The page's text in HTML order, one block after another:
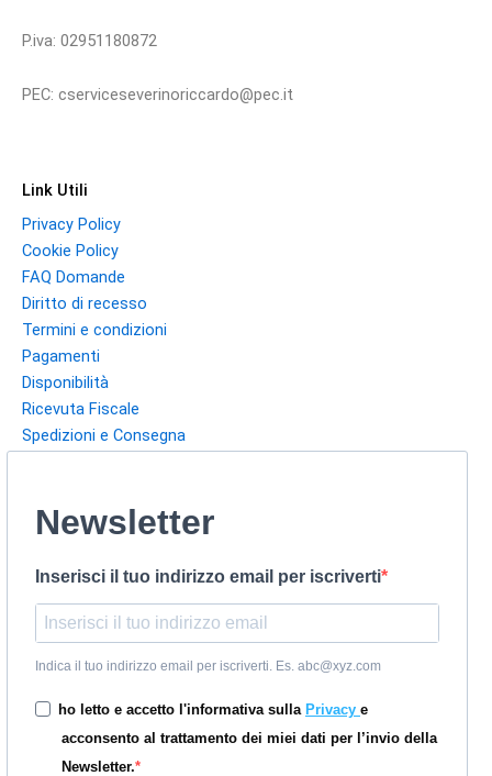
P.iva: 02951180872
PEC: cserviceseverinoriccardo@pec.it
Link Utili
Privacy Policy
Cookie Policy
FAQ Domande
Diritto di recesso
Termini e condizioni
Pagamenti
Disponibilità
Ricevuta Fiscale
Spedizioni e Consegna
Newsletter
Inserisci il tuo indirizzo email per iscriverti
Indica il tuo indirizzo email per iscriverti. Es. abc@xyz.com
ho letto e accetto l'informativa sulla Privacy e
acconsento al trattamento dei miei dati per l’invio della
Newsletter.